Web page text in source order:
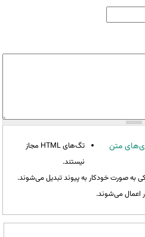
متن
تگ‌های HTML مجاز
نیستند.
به صورت خودکار به پیوند تبدیل می‌شوند.
اعمال می‌شوند.